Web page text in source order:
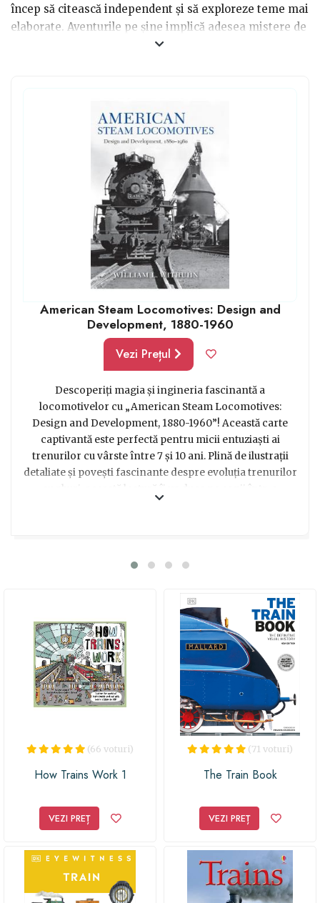
încep să citească independent și să exploreze teme mai
elaborate. Aventurile pe șine implică adesea mistere de
rezolvat, destinații exotice de atins și personaje
diferitele tipuri de trenuri, satisfăcând curiozitatea
copiilor pentru mecanică și inginerie.
De cele mai multe ori trenurile călătoresc prin peisaje
variate și necunoscute, oferind copiilor o senzație de
explorare și descoperire a noi locuri și
culturi. Călătoriile cu trenul pot introduce copiii în
concepte de geografie, cum ar fi orașe, țări și peisaje
naturale diverse. Cam astea ar fi pe scurt motivele
pentru care copiii mai mari iubesc cărțile cu
textului este potrivit pentru vârsta și abilitățile de citire
Prin alegerea cărților potrivite, poți oferi copilului tău o
experiență de lectură plăcută și educativă, care să-i
hrănească curiozitatea și să-i stimuleze imaginația.
American Steam Locomotives: Design and
Development, 1880-1960
Vezi Prețul
Descoperiți magia și ingineria fascinantă a
locomotivelor cu „American Steam Locomotives:
Design and Development, 1880-1960”! Această carte
captivantă este perfectă pentru micii entuziaști ai
trenurilor cu vârste între 7 și 10 ani. Plină de ilustrații
detaliate și povești fascinante despre evoluția trenurilor
cu aburi, această lectură îi va duce pe copii într-o
(66 voturi)
How Trains Work 1
VEZI PREȚ
(71 voturi)
The Train Book
VEZI PREȚ